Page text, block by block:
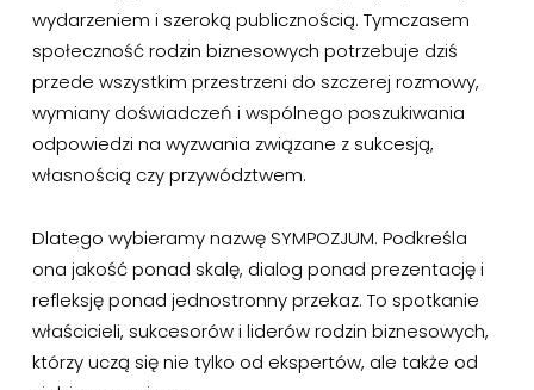
wydarzeniem i szeroką publicznością. Tymczasem
społecznośćrodzin biznesowych potrzebuje dziś
przede wszystkim przestrzeni do szczerej rozmowy,
wymiany doświadczeń i wspólnego poszukiwania
odpowiedzi na wyzwania związane z sukcesją,
własnością czyprzywództwem.
Dlatego wybieramynazwęSYMPOZJUM. Podkreśla
ona jakośćponad skalę, dialog ponad prezentacjęi
refleksjęponad jednostronnyprzekaz. To spotkanie
właścicieli, sukcesorówi liderówrodzin biznesowych,
którzyuczą sięnie tylko od ekspertów, ale także od